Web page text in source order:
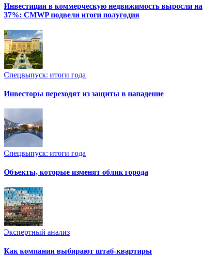
Инвестиции в коммерческую недвижимость выросли на
37%: CMWP подвели итоги полугодия
Спецвыпуск: итоги года
Инвесторы переходят из защиты в нападение
Спецвыпуск: итоги года
Объекты, которые изменят облик города
Экспертный анализ
Как компании выбирают штаб-квартиры